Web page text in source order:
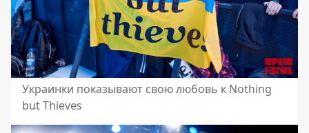
Украинки показывают свою любовь к Nothing
but Thieves